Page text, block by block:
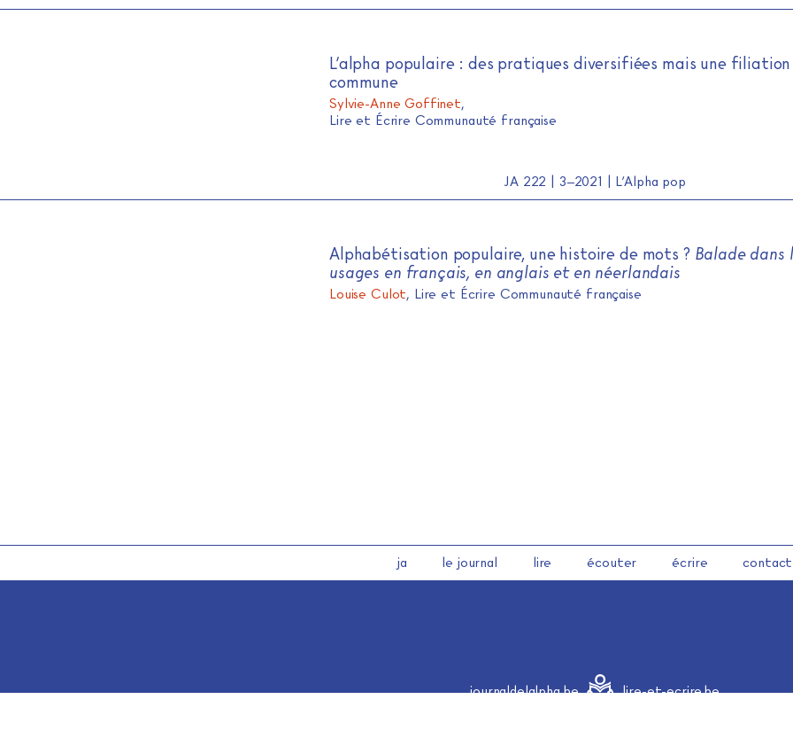
L’alpha populaire : des pratiques diversifiées mais une filiation
commune
Sylvie-Anne Goffinet,
Lire et Écrire Communauté française
JA 222 | 3–2021 | L’Alpha pop
Alphabétisation populaire, une histoire de mots ? Balade dans
usages en français, en anglais et en néerlandais
Louise Culot, Lire et Écrire Communauté française
ja le journal lire écouter écrire contact
journaldelalpha.be lire-et-ecrire.be